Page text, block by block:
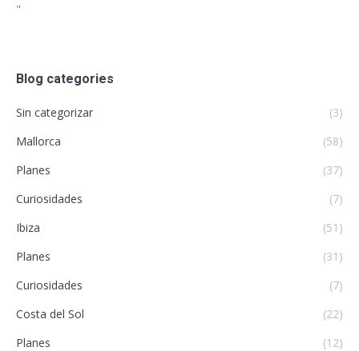
"
Blog categories
Sin categorizar
(3)
Mallorca
(58)
Planes
(37)
Curiosidades
(7)
Ibiza
(51)
Planes
(31)
Curiosidades
(7)
Costa del Sol
(22)
Planes
(12)